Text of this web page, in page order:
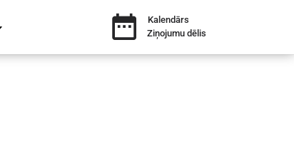
Kalendārs
Ziņojumu dēlis